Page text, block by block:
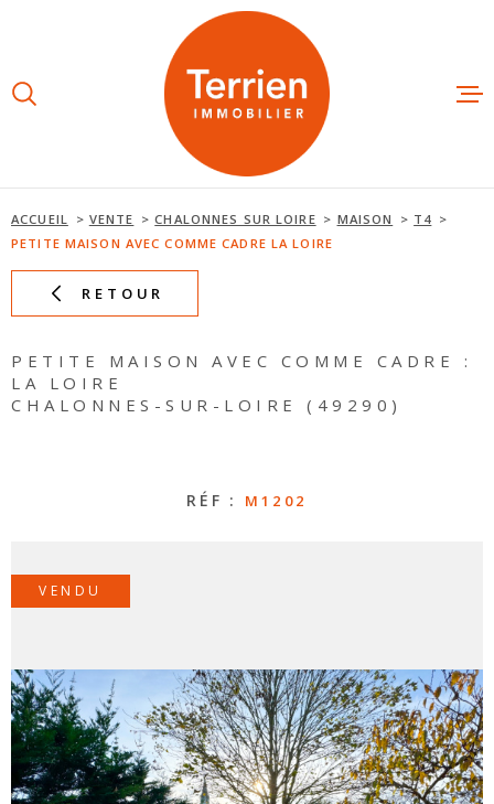
recherche
principal
ACHETER
NOTRE
ACCUEIL VENTE CHALONNES SUR LOIRE MAISON
T4
PETITE MAISON AVEC COMME CADRE LA LOIRE
RETOUR
PETITE MAISON AVEC COMME CADRE :
LA LOIRE
CHALONNES-SUR-LOIRE (49290)
RÉF : M1202
VENDU